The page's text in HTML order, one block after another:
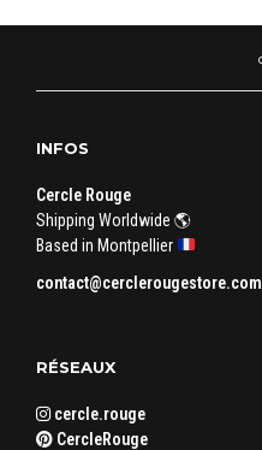
INFOS
Cercle Rouge
Shipping Worldwide 🌎
Based in Montpellier
contact@cerclerougestore.com
RÉSEAUX
cercle.rouge
CercleRouge